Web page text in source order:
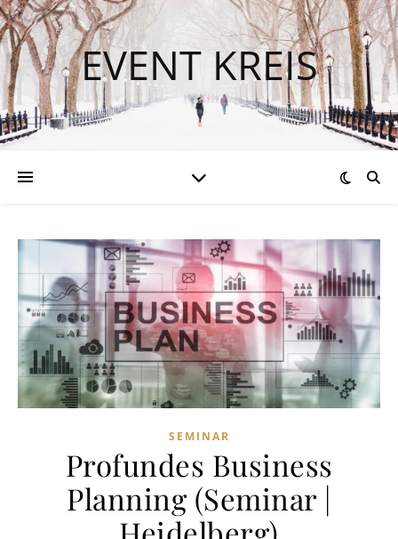
EVENT KREIS
SEMINAR
Profundes Business
Planning (Seminar |